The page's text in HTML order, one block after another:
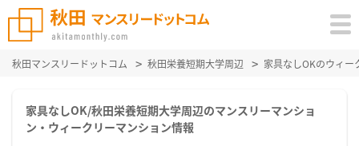
秋田マンスリードットコム 秋田栄養短期大学周辺 家具なしOKのウィ
家具なしOK/秋田栄養短期大学周辺のマンスリーマンショ
ン・ウィークリーマンション情報